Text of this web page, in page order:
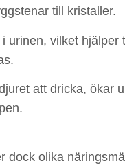
till kristaller.
urinen, vilket
att dricka, ökar
dock olika